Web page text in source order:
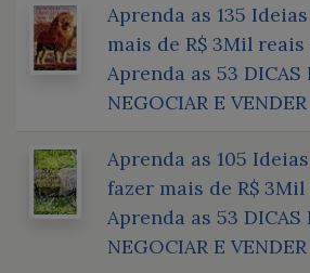
Aprenda as 135
mais de R$ 3Mil
Aprenda as 53 DICAS
NEGOCIAR E
Aprenda as 105
fazer mais de R$
Aprenda as 53 DICAS
NEGOCIAR E